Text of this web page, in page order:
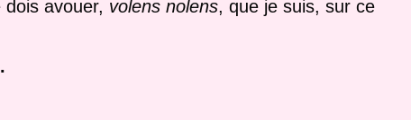
dois avouer, volens nolens, que je suis, sur ce